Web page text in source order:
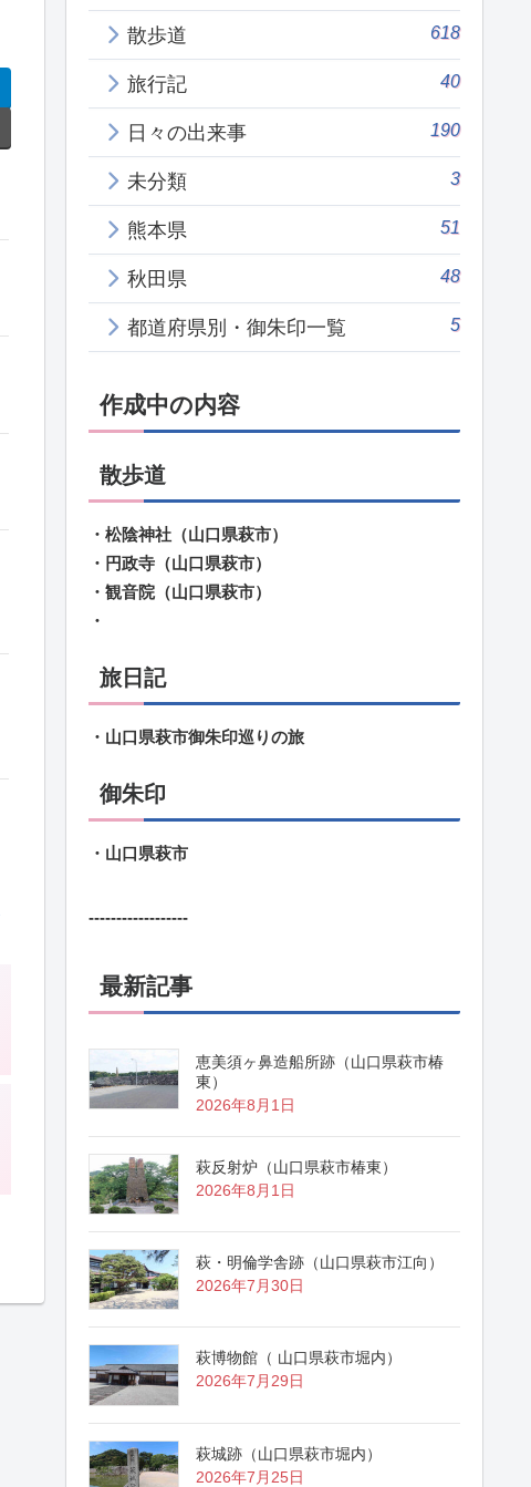
散歩道 618
旅行記 40
日々の出来事 190
未分類 3
熊本県 51
秋田県 48
都道府県別・御朱印一覧 5
作成中の内容
散歩道
・松陰神社（山口県萩市）
・円政寺（山口県萩市）
・観音院（山口県萩市）
・
旅日記
・山口県萩市御朱印巡りの旅
御朱印
・山口県萩市
------------------
最新記事
恵美須ヶ鼻造船所跡（山口県萩市椿
東）
2026年8月1日
萩反射炉（山口県萩市椿東）
2026年8月1日
萩・明倫学舎跡（山口県萩市江向）
2026年7月30日
萩博物館（ 山口県萩市堀内）
2026年7月29日
萩城跡（山口県萩市堀内）
2026年7月25日